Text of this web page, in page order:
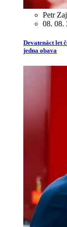
Petr
08. 08.
Devatenáct let
jedna obava